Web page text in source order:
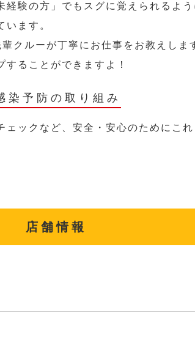
経験の方」でもスグに覚えられるよ
ます。
クルーが丁寧にお仕事をお教えしま
ることができますよ！
染予防の取り組み
ックなど、安全・安心のためにこ
店舗情報